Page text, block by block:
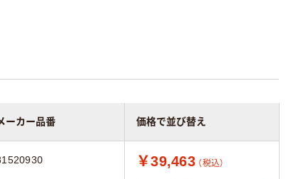
ーカー品番 価格で並び替え
￥39,463 （税込）